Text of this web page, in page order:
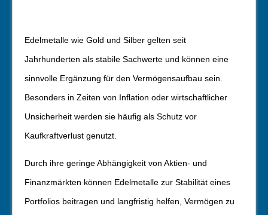
Edelmetalle wie Gold und Silber gelten seit
Jahrhunderten als stabile Sachwerte und können eine
sinnvolle Ergänzung für den Vermögensaufbau sein.
Besonders in Zeiten von Inflation oder wirtschaftlicher
Unsicherheit werden sie häufig als Schutz vor
Kaufkraftverlust genutzt.
Durch ihre geringe Abhängigkeit von Aktien- und
Finanzmärkten können Edelmetalle zur Stabilität eines
Portfolios beitragen und langfristig helfen, Vermögen zu